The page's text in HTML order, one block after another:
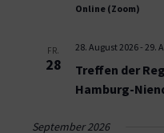
Online (Zoom)
FR.
28
28. August 2026- 29.
Treffen der
Hamburg-
September 2026